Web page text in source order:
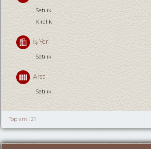
Satılık
Kiralık
İş Yeri
Satılık
Arsa
Satılık
Toplam : 21